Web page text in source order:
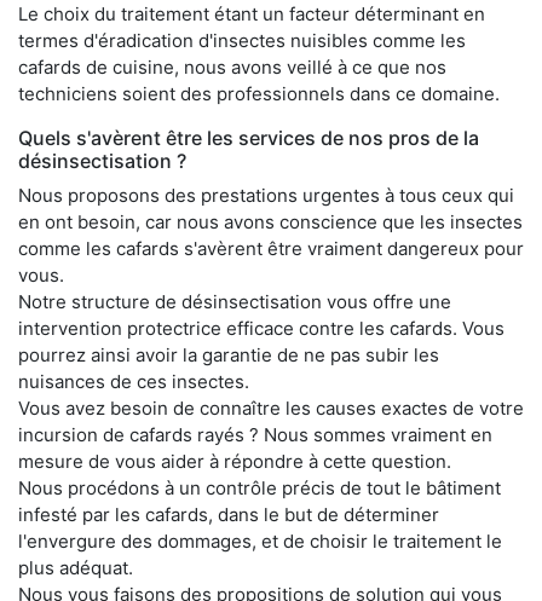
Le choix du traitement étant un facteur déterminant en
termes d'éradication d'insectes nuisibles comme les
cafards de cuisine, nous avons veillé à ce que nos
techniciens soient des professionnels dans ce domaine.
Quels s'avèrent être les services de nos pros de la
désinsectisation ?
Nous proposons des prestations urgentes à tous ceux qui
en ont besoin, car nous avons conscience que les insectes
comme les cafards s'avèrent être vraiment dangereux pour
vous.
Notre structure de désinsectisation vous offre une
intervention protectrice efficace contre les cafards. Vous
pourrez ainsi avoir la garantie de ne pas subir les
nuisances de ces insectes.
Vous avez besoin de connaître les causes exactes de votre
incursion de cafards rayés ? Nous sommes vraiment en
mesure de vous aider à répondre à cette question.
Nous procédons à un contrôle précis de tout le bâtiment
infesté par les cafards, dans le but de déterminer
l'envergure des dommages, et de choisir le traitement le
plus adéquat.
Nous vous faisons des propositions de solution qui vous